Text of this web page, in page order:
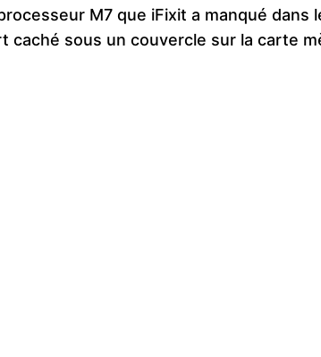
M7 que iFixit a manqué dans
caché sous un couvercle sur la carte